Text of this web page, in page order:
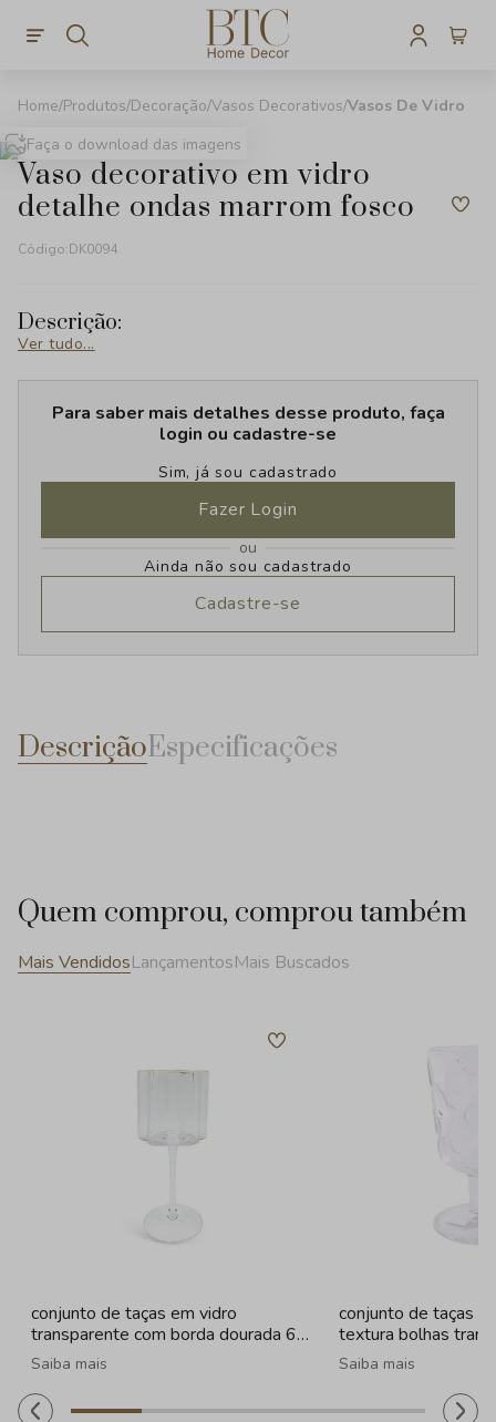
Produtos Decoração Vasos Decorativos Vasos De Vidro
Faça o download das imagens
vaso decorativo em vidro
detalhe ondas marrom fosco
Código:DK0094
Descrição:
Ver tudo...
Para saber mais detalhes desse produto, faça
login ou cadastre-se
Sim, já sou cadastrado
Fazer Login
ou
Ainda não sou cadastrado
Cadastre-se
DescriçãoEspecificações
Quem comprou, comprou também
Mais VendidosLançamentosMais Buscados
conjunto de taças em vidro
transparente com borda dourada 6
peças - 330ml
Saiba mais
conjunto de taças
textura bolhas
- 260ml
Saiba mais